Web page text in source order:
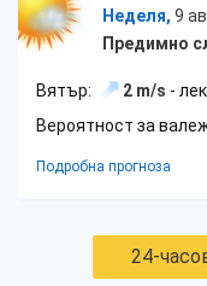
Неделя, 9
Предимно
Вятър: 2 m/s -
Вероятност за
Подробна прогноза
24-